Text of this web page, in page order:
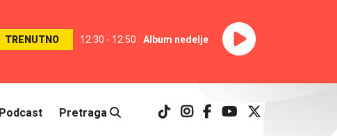
TRENUTNO 12:30 - 12:50 Album nedelje
Podcast Pretraga